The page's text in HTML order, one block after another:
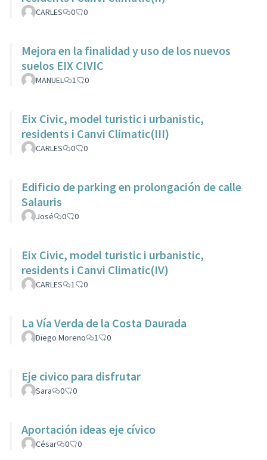
CARLES 0 0
Mejora en la finalidad y uso de los nuevos
suelos EIX CIVIC
MANUEL 1 0
Eix Civic, model turistic i urbanistic,
residents i Canvi Climatic(III)
CARLES 0 0
Edificio de parking en prolongación de calle
Salauris
José 0 0
Eix Civic, model turistic i urbanistic,
residents i Canvi Climatic(IV)
CARLES 1 0
La Vía Verda de la Costa Daurada
Diego Moreno 1 0
Eje civico para disfrutar
Sara 0 0
Aportación ideas eje cívico
César 0 0